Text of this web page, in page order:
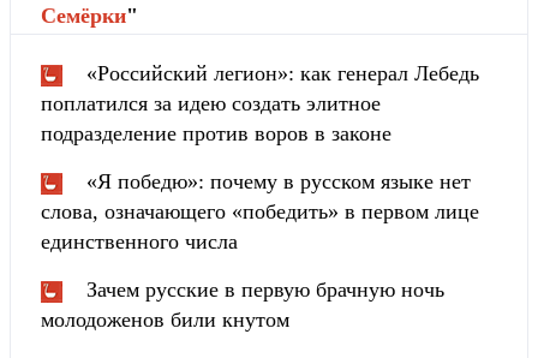
Cемёрки"
«Российский легион»: как генерал Лебедь
поплатился за идею создать элитное
подразделение против воров в законе
«Я победю»: почему в русском языке нет
слова, означающего «победить» в первом лице
единственного числа
Зачем русские в первую брачную ночь
молодоженов били кнутом